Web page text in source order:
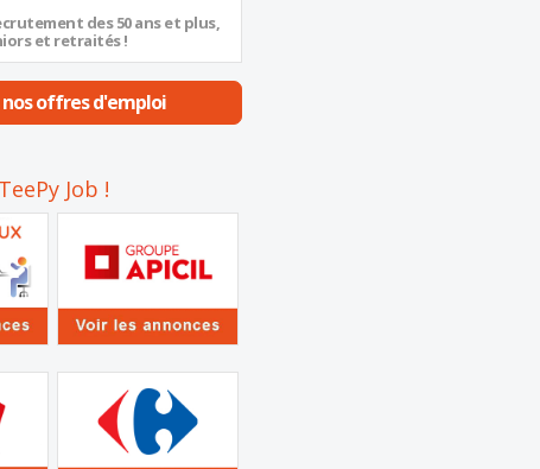
des 50 ans et plus,
et retraités !
offres d'emploi
Job !